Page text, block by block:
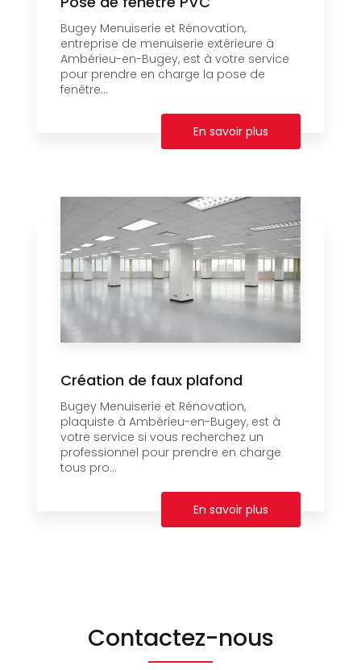
Bugey Menuiserie et Rénovation,
entreprise de menuiserie extérieure à
Ambérieu-en-Bugey, est à votre service
pour prendre en charge la pose de
fenêtre...
En savoir plus
Création de faux plafond
Bugey Menuiserie et Rénovation,
plaquiste à Ambérieu-en-Bugey, est à
votre service si vous recherchez un
professionnel pour prendre en charge
tous pro...
En savoir plus
Contactez-nous